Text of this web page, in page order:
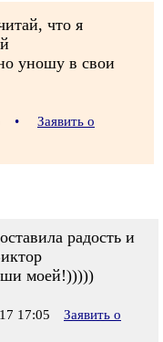
что я
уношу в свои
•
Заявить о
радость и
моей!)))))
17:05
Заявить о